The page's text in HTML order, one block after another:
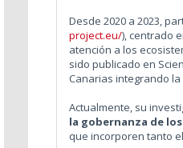
Desde 2020 a 2023,
project.eu/), centrado
atención a los
sido publicado en
Canarias integrando
Actualmente, su
la gobernanza de
que incorporen tanto